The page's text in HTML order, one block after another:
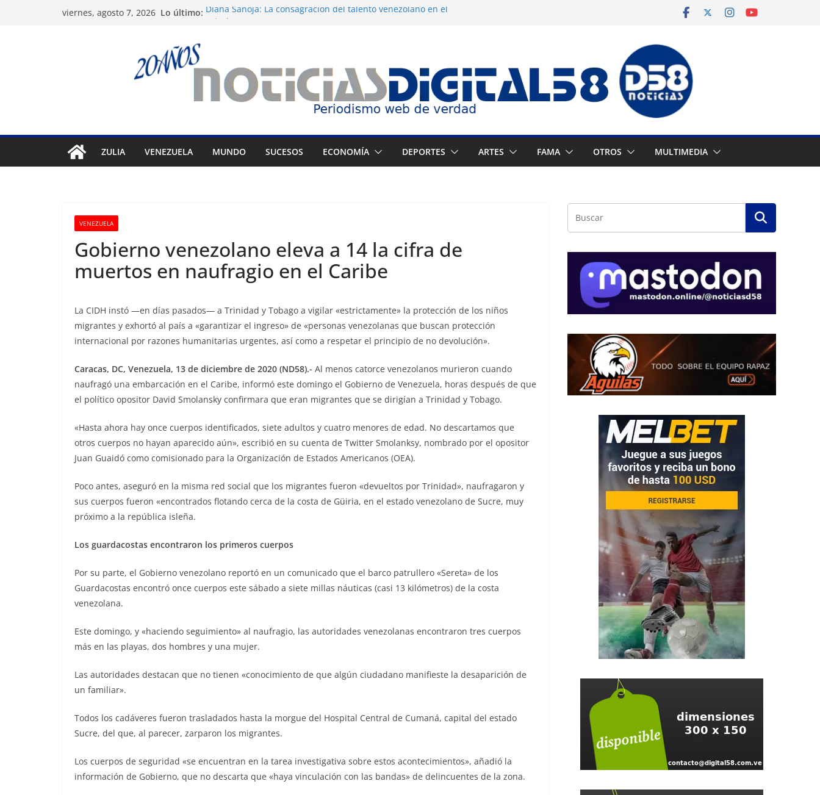
viernes, agosto 7, 2026 Lo último: Diana Sanoja: La consagración del talento venezolano en el
varios municipios
Nueva tienda de dermocosmética Vida Gloss abre en
Maracaibo
Liga FutVe: Rayo Zuliano busca redimirse en su feudo
ZULIA VENEZUELA MUNDO SUCESOS ECONOMÍA DEPORTES ARTES FAMA OTROS MULTIMEDIA
VENEZUELA
Gobierno venezolano eleva a 14 la cifra de
muertos en naufragio en el Caribe
La CIDH instó —en días pasados— a Trinidad y Tobago a vigilar «estrictamente» la protección de los niños
migrantes y exhortó al país a «garantizar el ingreso» de «personas venezolanas que buscan protección
internacional por razones humanitarias urgentes, así como a respetar el principio de no devolución».
Caracas, DC, Venezuela, 13 de diciembre de 2020 (ND58).- Al menos catorce venezolanos murieron cuando
naufragó una embarcación en el Caribe, informó este domingo el Gobierno de Venezuela, horas después de que
el político opositor David Smolansky confirmara que eran migrantes que se dirigían a Trinidad y Tobago.
«Hasta ahora hay once cuerpos identificados, siete adultos y cuatro menores de edad. No descartamos que
otros cuerpos no hayan aparecido aún», escribió en su cuenta de Twitter Smolanksy, nombrado por el opositor
Juan Guaidó como comisionado para la Organización de Estados Americanos (OEA).
Poco antes, aseguró en la misma red social que los migrantes fueron «devueltos por Trinidad», naufragaron y
sus cuerpos fueron «encontrados flotando cerca de la costa de Güiria, en el estado venezolano de Sucre, muy
próximo a la república isleña.
Los guardacostas encontraron los primeros cuerpos
Por su parte, el Gobierno venezolano reportó en un comunicado que el barco patrullero «Sereta» de los
Guardacostas encontró once cuerpos este sábado a siete millas náuticas (casi 13 kilómetros) de la costa
venezolana.
Este domingo, y «haciendo seguimiento» al naufragio, las autoridades venezolanas encontraron tres cuerpos
más en las playas, dos hombres y una mujer.
Las autoridades destacan que no tienen «conocimiento de que algún ciudadano manifieste la desaparición de
un familiar».
Todos los cadáveres fueron trasladados hasta la morgue del Hospital Central de Cumaná, capital del estado
Sucre, del que, al parecer, zarparon los migrantes.
Los cuerpos de seguridad «se encuentran en la tarea investigativa sobre estos acontecimientos», añadió la
información de Gobierno, que no descarta que «haya vinculación con las bandas» de delincuentes de la zona.